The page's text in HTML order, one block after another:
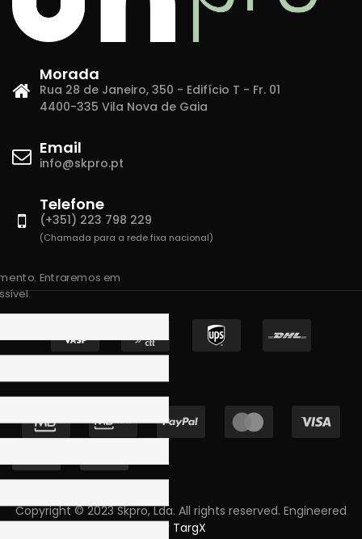
Morada
Rua 28 de Janeiro, 350 - Edifício T - Fr. 01
4400-335 Vila Nova de Gaia
Email
info@skpro.pt
Telefone
(+351) 223 798 229
(Chamada para a rede fixa nacional)
Copyright © 2023 Skpro, Lda. All rights reserved. Engineered
by TargX
Entraremos em